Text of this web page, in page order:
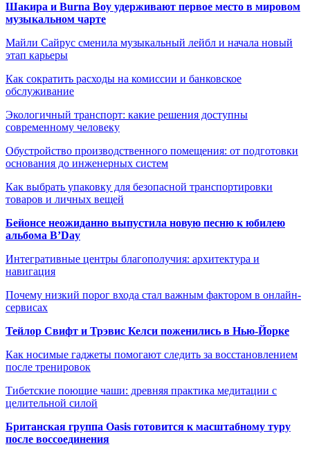
Шакира и Burna Boy удерживают первое место в мировом
музыкальном чарте
Майли Сайрус сменила музыкальный лейбл и начала новый
этап карьеры
Как сократить расходы на комиссии и банковское
обслуживание
Экологичный транспорт: какие решения доступны
современному человеку
Обустройство производственного помещения: от подготовки
основания до инженерных систем
Как выбрать упаковку для безопасной транспортировки
товаров и личных вещей
Бейонсе неожиданно выпустила новую песню к юбилею
альбома B’Day
Интегративные центры благополучия: архитектура и
навигация
Почему низкий порог входа стал важным фактором в онлайн-
сервисах
Тейлор Свифт и Трэвис Келси поженились в Нью-Йорке
Как носимые гаджеты помогают следить за восстановлением
после тренировок
Тибетские поющие чаши: древняя практика медитации с
целительной силой
Британская группа Oasis готовится к масштабному туру
после воссоединения